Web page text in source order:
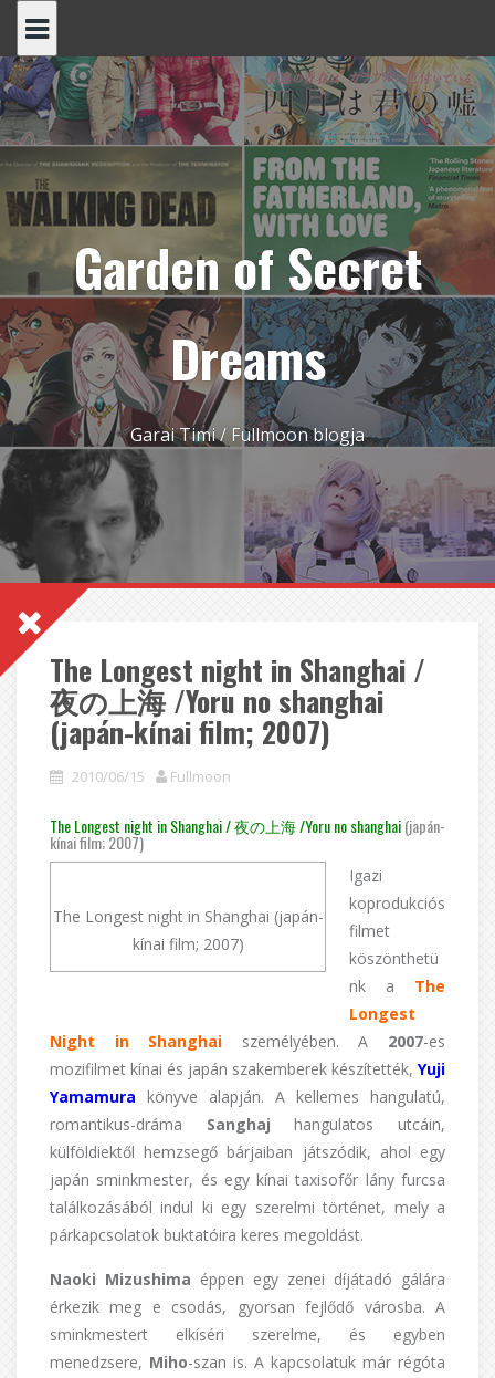
content
Garden of Secret
Dreams
Garai Timi / Fullmoon blogja
The Longest night in Shanghai /
夜の上海 /Yoru no shanghai
(japán-kínai film; 2007)
2010/06/15 Fullmoon
The Longest night in Shanghai / 夜の上海 /Yoru no shanghai(japán-
kínai film; 2007)
The Longest night in Shanghai (japán-
kínai film; 2007)
Igazi
koprodukciós
filmet
köszönthetü
nk a The
Longest
Night in Shanghai személyében. A 2007-es
mozifilmet kínai és japán szakemberek készítették, Yuji
Yamamura könyve alapján. A kellemes hangulatú,
romantikus-dráma Sanghaj hangulatos utcáin,
külföldiektől hemzsegő bárjaiban játszódik, ahol egy
japán sminkmester, és egy kínai taxisofőr lány furcsa
találkozásából indul ki egy szerelmi történet, mely a
párkapcsolatok buktatóira keres megoldást.
Naoki Mizushima éppen egy zenei díjátadó gálára
érkezik meg e csodás, gyorsan fejlődő városba. A
sminkmestert elkíséri szerelme, és egyben
menedzsere, Miho-szan is. A kapcsolatuk már régóta